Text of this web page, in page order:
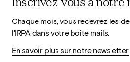
Chaque mois, vous recevrez les
l'IRPA dans votre boîte mails.
En savoir plus sur notre newsletter